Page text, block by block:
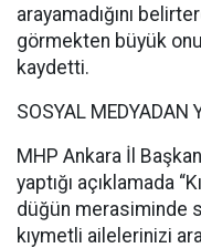
arayamadığını
görmekten büyük
kaydetti.
SOSYAL MEDYADAN
MHP Ankara İl
yaptığı açıklamada
düğün merasiminde
kıymetli ailelerinizi